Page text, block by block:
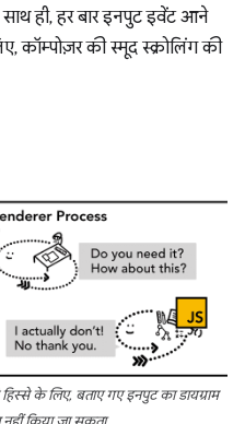
ही, हर बार इनपुट इवेंट आने
कॉम्पोज़र की स्मूद स्क्रोलिंग की
के लिए, बताए गए इनपुट का डायग्राम